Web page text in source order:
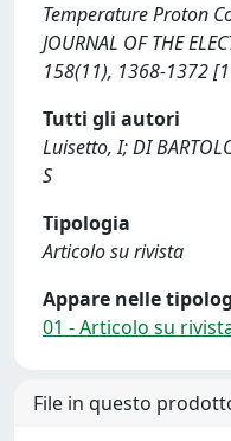
Temperature Proton
JOURNAL OF THE
158(11), 1368-1372
Tutti gli autori
Luisetto, I; DI
S
Tipologia
Articolo su rivista
Appare nelle
01 - Articolo su
File in questo